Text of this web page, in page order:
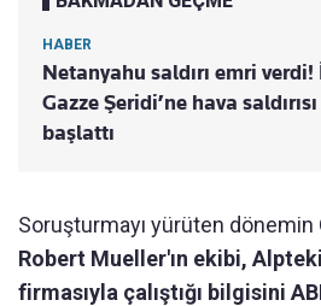
HABER
Netanyahu saldırı emri
Gazze Şeridi’ne hava saldırısı
başlattı
Soruşturmayı yürüten dönemin
Robert Mueller'ın ekibi,
firmasıyla çalıştığı bilgisini